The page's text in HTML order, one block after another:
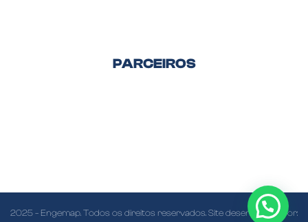
PARCEIROS
2025 – Engemap. Todos os direitos reservados. Site desenvolvido por: